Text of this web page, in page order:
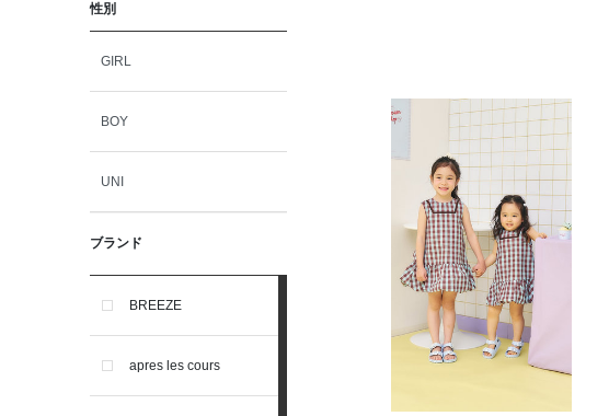
性別
GIRL
BOY
UNI
ブランド
BREEZE
apres les cours